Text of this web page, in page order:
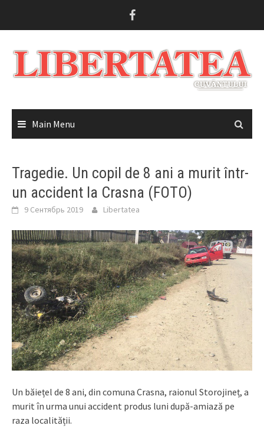
Main Menu
Tragedie. Un copil de 8 ani a murit într-
un accident la Crasna (FOTO)
9 Сентябрь 2019 Libertatea
Un băiețel de 8 ani, din comuna Crasna, raionul Storojineț, a
murit în urma unui accident produs luni după-amiază pe
raza localității.